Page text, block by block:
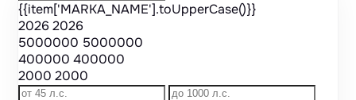
{{item['MARKA_NAME'].toUpperCase()}}
20262026
5000000 5000000
400000400000
20002000